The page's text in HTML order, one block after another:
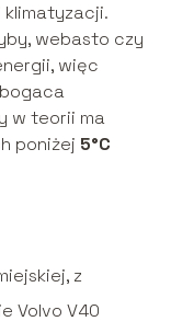
webasto czy
więc
w teorii ma
poniżej 5°C
z
Volvo V40